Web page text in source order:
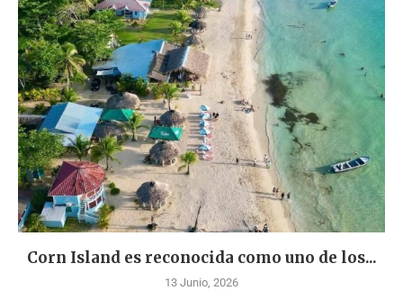
Corn Island es reconocida como uno de los...
13 Junio, 2026